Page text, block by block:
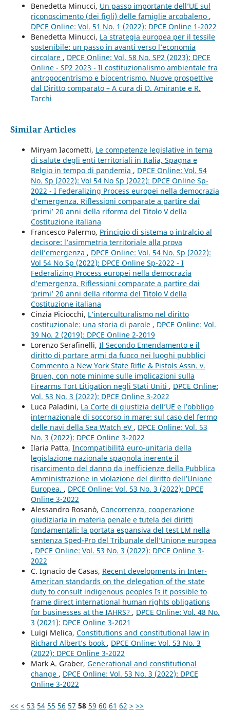
Benedetta Minucci, Un passo importante dell’UE sul
riconoscimento (dei figli) delle famiglie arcobaleno ,
DPCE Online: Vol. 51 No. 1 (2022): DPCE Online 1-2022
Benedetta Minucci, La strategia europea per il tessile
sostenibile: un passo in avanti verso l’economia
circolare , DPCE Online: Vol. 58 No. SP2 (2023): DPCE
Online - SP2 2023 - Il costituzionalismo ambientale fra
antropocentrismo e biocentrismo. Nuove prospettive
dal Diritto comparato – A cura di D. Amirante e R.
Tarchi
Similar Articles
Miryam Iacometti, Le competenze legislative in tema
di salute degli enti territoriali in Italia, Spagna e
Belgio in tempo di pandemia , DPCE Online: Vol. 54
No. Sp (2022): Vol 54 No Sp (2022): DPCE Online Sp-
2022 - I Federalizing Process europei nella democrazia
d’emergenza. Riflessioni comparate a partire dai
‘primi’ 20 anni della riforma del Titolo V della
Costituzione italiana
Francesco Palermo, Principio di sistema o intralcio al
decisore: l’asimmetria territoriale alla prova
dell’emergenza , DPCE Online: Vol. 54 No. Sp (2022):
Vol 54 No Sp (2022): DPCE Online Sp-2022 - I
Federalizing Process europei nella democrazia
d’emergenza. Riflessioni comparate a partire dai
‘primi’ 20 anni della riforma del Titolo V della
Costituzione italiana
Cinzia Piciocchi, L’interculturalismo nel diritto
costituzionale: una storia di parole , DPCE Online: Vol.
39 No. 2 (2019): DPCE Online 2-2019
Lorenzo Serafinelli, Il Secondo Emendamento e il
diritto di portare armi da fuoco nei luoghi pubblici
Commento a New York State Rifle & Pistols Assn. v.
Bruen, con note minime sulle implicazioni sulla
Firearms Tort Litigation negli Stati Uniti , DPCE Online:
Vol. 53 No. 3 (2022): DPCE Online 3-2022
Luca Paladini, La Corte di giustizia dell’UE e l’obbligo
internazionale di soccorso in mare: sul caso del fermo
delle navi della Sea Watch eV , DPCE Online: Vol. 53
No. 3 (2022): DPCE Online 3-2022
Ilaria Patta, Incompatibilità euro-unitaria della
legislazione nazionale spagnola inerente il
risarcimento del danno da inefficienze della Pubblica
Amministrazione in violazione del diritto dell’Unione
Europea. , DPCE Online: Vol. 53 No. 3 (2022): DPCE
Online 3-2022
Alessandro Rosanò, Concorrenza, cooperazione
giudiziaria in materia penale e tutela dei diritti
fondamentali: la portata espansiva del test LM nella
sentenza Sped-Pro del Tribunale dell’Unione europea
, DPCE Online: Vol. 53 No. 3 (2022): DPCE Online 3-
2022
C. Ignacio de Casas, Recent developments in Inter-
American standards on the delegation of the state
duty to consult indigenous peoples Is it possible to
frame direct international human rights obligations
for businesses at the IAHRS? , DPCE Online: Vol. 48 No.
3 (2021): DPCE Online 3-2021
Luigi Melica, Constitutions and constitutional law in
Richard Albert’s book , DPCE Online: Vol. 53 No. 3
(2022): DPCE Online 3-2022
Mark A. Graber, Generational and constitutional
change , DPCE Online: Vol. 53 No. 3 (2022): DPCE
Online 3-2022
<< < 53 54 55 56 57 58 59 60 61 62 > >>